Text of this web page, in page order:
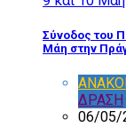
Σύνοδος του
Μάη στην
ΔΡΑΣΗ
06/05/